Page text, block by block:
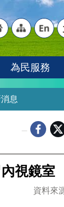
"網
站導
"英
文語
為民服務
息
視鏡室
資料來